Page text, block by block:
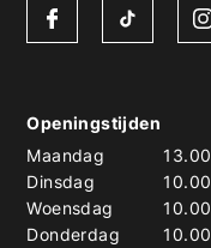
Openingstijden
Maandag
13.00
Dinsdag
10.00
Woensdag
10.00
Donderdag
10.00